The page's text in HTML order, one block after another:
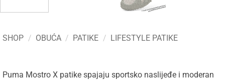
SHOP / OBUĆA / PATIKE / LIFESTYLE PATIKE
Puma Mostro X patike spajaju sportsko naslijeđe i moderan